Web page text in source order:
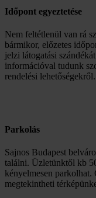
Időpont egyeztetése
Nem feltétlenül van rá
bármikor, előzetes
jelzi látogatási
információval tudunk
rendelési
Parkolás
Sajnos Budapest
találni. Üzletünktől kb
kényelmesen
megtekintheti